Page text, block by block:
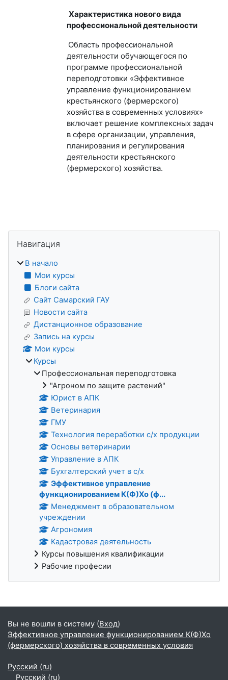
Характеристика нового вида
профессиональной деятельности
Область профессиональной
деятельности обучающегося по
программе профессиональной
переподготовки «Эффективное
управление функционированием
крестьянского (фермерского)
хозяйства в современных условиях»
включает решение комплексных задач
в сфере организации, управления,
планирования и регулирования
деятельности крестьянского
(фермерского) хозяйства.
Блоки
Навигация
В начало
Мои курсы
Блоги сайта
Сайт Самарский ГАУ
Новости сайта
Дистанционное образование
Запись на курсы
Мои курсы
Курсы
Профессиональная переподготовка
"Агроном по защите растений"
Юрист в АПК
Ветеринария
ГМУ
Технология переработки с/х продукции
Основы ветеринарии
Управление в АПК
Бухгалтерский учет в с/х
Эффективное управление
функционированием К(Ф)Хо (ф...
Менеджмент в образовательном
учреждении
Агрономия
Кадастровая деятельность
Курсы повышения квалификации
Рабочие професии
Дополнительные блоки
Вы не вошли в систему (Вход)
Эффективное управление функционированием К(Ф)Хо
(фермерского) хозяйства в современных условия
Русский ‎(ru)‎
Русский ‎(ru)‎